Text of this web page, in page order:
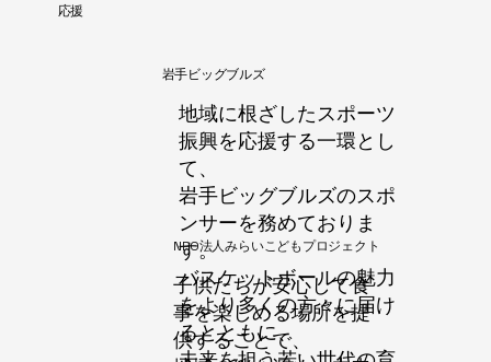
​応援
​岩手ビッグブルズ
地域に根ざしたスポーツ
振興を応援する一環とし
て、
岩手ビッグブルズのスポ
ンサーを務めておりま
す。
バスケットボールの魅力
をより多くの方々に届け
るとともに、
​NPO法人みらいこどもプロジェクト
子供たちが安心して食
事を楽しめる場所を提
供することで、